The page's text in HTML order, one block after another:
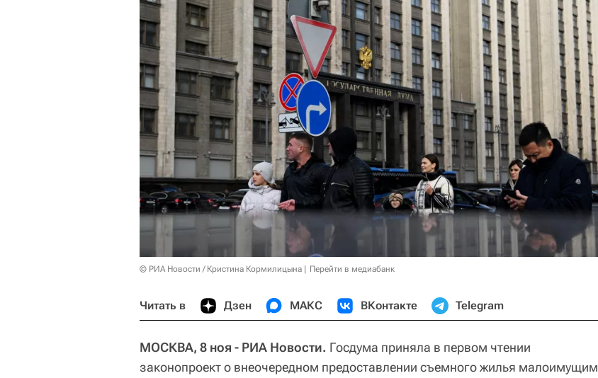
© РИА Новости / Кристина Кормилицына Перейти в медиабанк
Читать в Дзен МАКС ВКонтакте Telegram
МОСКВА, 8 ноя - РИА Новости. Госдума приняла в первом чтении
законопроект о внеочередном предоставлении съемного жилья малоимущим